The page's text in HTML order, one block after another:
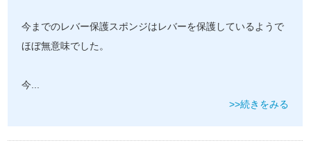
今までのレバー保護スポンジはレバーを保護しているようで
ほぼ無意味でした。
今...
>>続きをみる